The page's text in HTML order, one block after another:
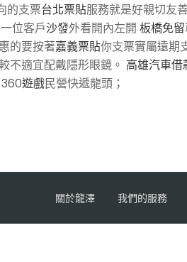
的支票台北票貼服務就是好親切友
位客戶沙發外看開內左開 板橋免
的要按著嘉義票貼你支票實屬遠期
不適宜配戴隱形眼鏡。 高雄汽車借
遊戲民營快遞龍頭；
關於龍澤 我們的服務